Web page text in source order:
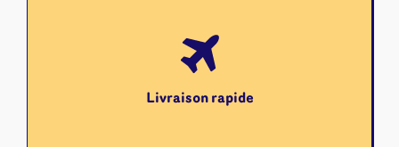
Livraison rapide